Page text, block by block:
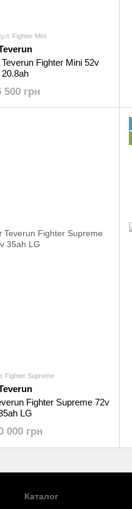
Fighter Mini
Fighter Mini 52v
20.8ah
500 грн
Fighter Supreme
Fighter Supreme 72v
LG
000 грн
Каталог